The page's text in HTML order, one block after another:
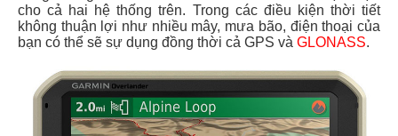
cho cả hai hệ thống trên. Trong các điều kiện thời tiết
không thuận lợi như nhiều mây, mưa bão, điện thoại của
bạn có thể sẽ sự dụng đồng thời cả GPS và GLONASS.